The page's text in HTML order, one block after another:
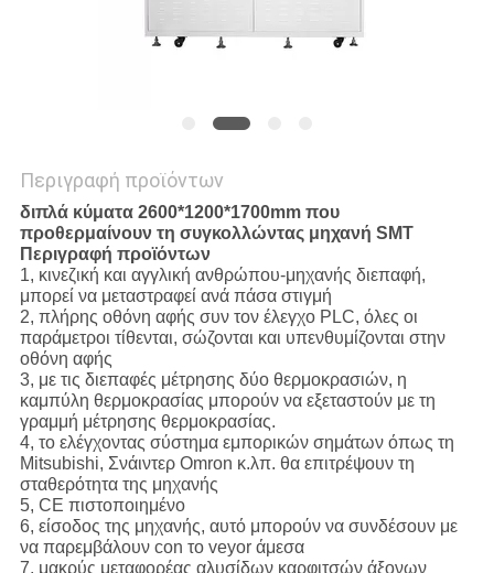
Περιγραφή προϊόντων
διπλά κύματα 2600*1200*1700mm που
προθερμαίνουν τη συγκολλώντας μηχανή SMT
Περιγραφή προϊόντων
1, κινεζική και αγγλική ανθρώπου-μηχανής διεπαφή,
μπορεί να μεταστραφεί ανά πάσα στιγμή
2, πλήρης οθόνη αφής συν τον έλεγχο PLC, όλες οι
παράμετροι τίθενται, σώζονται και υπενθυμίζονται στην
οθόνη αφής
3, με τις διεπαφές μέτρησης δύο θερμοκρασιών, η
καμπύλη θερμοκρασίας μπορούν να εξεταστούν με τη
γραμμή μέτρησης θερμοκρασίας.
4, το ελέγχοντας σύστημα εμπορικών σημάτων όπως τη
Mitsubishi, Σνάιντερ Omron κ.λπ. θα επιτρέψουν τη
σταθερότητα της μηχανής
5, CE πιστοποιημένο
6, είσοδος της μηχανής, αυτό μπορούν να συνδέσουν με
να παρεμβάλουν con το veyor άμεσα
7, μακρύς μεταφορέας αλυσίδων καρφιτσών άξονων